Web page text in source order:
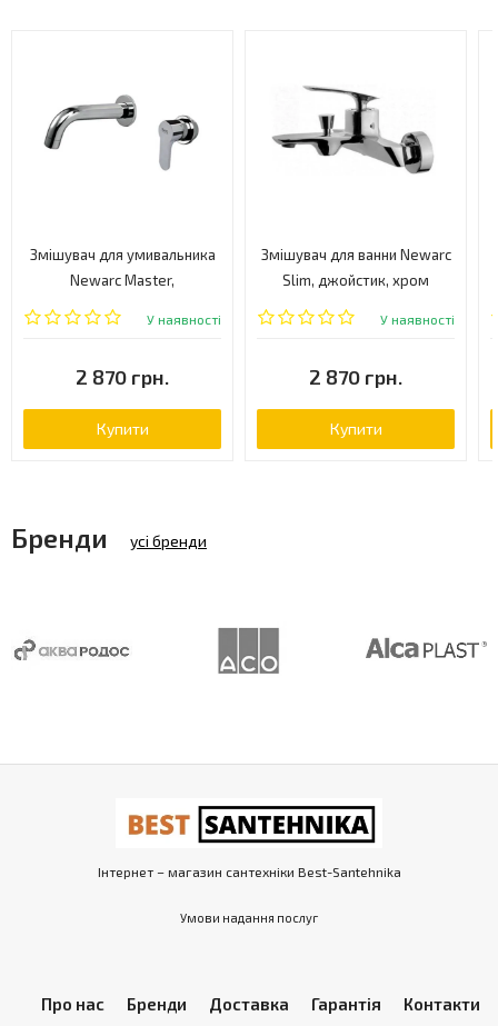
Змішувач для умивальника
Newarc Master,
одноважільний, хром
У наявності
2 870 грн.
Купити
Змішувач для ванни Newarc
Slim, джойстик, хром
(121511)
У наявності
2 870 грн.
Купити
Бренди усі бренди
Інтернет – магазин сантехніки Best-Santehnika
Умови надання послуг
Про нас Бренди Доставка Гарантія Контакти